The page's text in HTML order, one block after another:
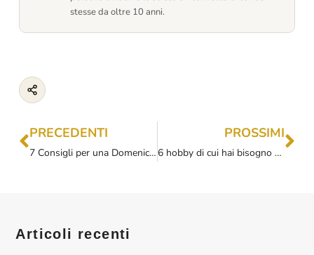
stesse da oltre 10 anni.
PRECEDENTI
7 Consigli per una Domenica Fantastica e Mindful
PROSSIMI
6 hobby di cui hai bisogno per una vita migliore
Articoli recenti